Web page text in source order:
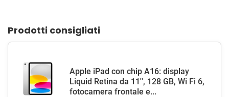
Prodotti consigliati
Apple iPad con chip A16: display
Liquid Retina da 11'', 128 GB, Wi Fi 6,
fotocamera frontale e...